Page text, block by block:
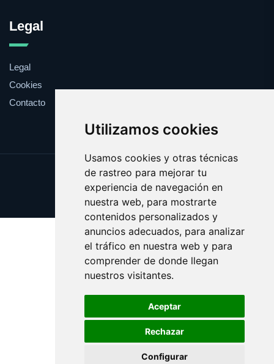
Utilizamos cookies
Usamos cookies y otras técnicas
de rastreo para mejorar tu
experiencia de navegación en
nuestra web, para mostrarte
contenidos personalizados y
anuncios adecuados, para analizar
el tráfico en nuestra web y para
comprender de donde llegan
nuestros visitantes.
Aceptar
Rechazar
Configurar
Legal
Legal
Cookies
Contacto
Update cookies preferences
Copyright © 2025 cualificacion.es